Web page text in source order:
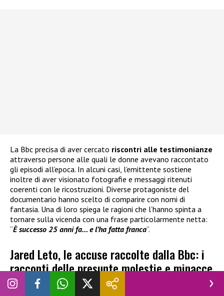
La Bbc precisa di aver cercato riscontri alle testimonianze
attraverso persone alle quali le donne avevano raccontato
gli episodi all’epoca. In alcuni casi, l’emittente sostiene
inoltre di aver visionato fotografie e messaggi ritenuti
coerenti con le ricostruzioni. Diverse protagoniste del
documentario hanno scelto di comparire con nomi di
fantasia. Una di loro spiega le ragioni che l’hanno spinta a
tornare sulla vicenda con una frase particolarmente netta:
“È successo 25 anni fa… e l’ha fatta franca“.
Jared Leto, le accuse raccolte dalla Bbc: i
racconti delle presunte molestie e minacce
sessuali